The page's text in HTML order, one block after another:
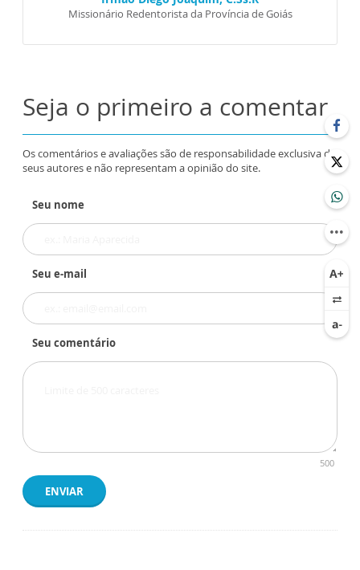
Missionário Redentorista da Província de Goiás
Seja o primeiro a comentar
Os comentários e avaliações são de responsabilidade exclusiva de
seus autores e não representam a opinião do site.
Seu nome
Seu e-mail
Seu comentário
500
ENVIAR